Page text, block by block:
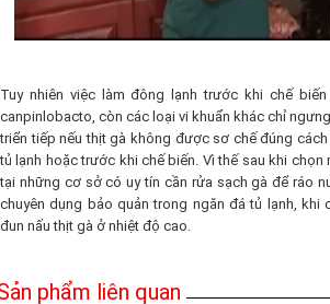
Tuy nhiên việc làm đông lạnh trước khi chế
canpinlobacto, còn các loại vi khuẩn khác chỉ
triển tiếp nếu thịt gà không được sơ chế đúng
tủ lạnh hoặc trước khi chế biến. Vì thế sau khi
tại những cơ sở có uy tín cần rửa sạch gà để ráo
chuyên dụng bảo quản trong ngăn đá tủ lạnh,
đun nấu thịt gà ở nhiệt độ cao.
phẩm liên quan